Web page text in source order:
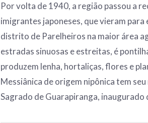
Por volta de 1940, a região passou a
imigrantes japoneses, que vieram
distrito de Parelheiros na maior área
estradas sinuosas e estreitas, é
produzem lenha, hortaliças, flores e
Messiânica de origem nipônica tem
Sagrado de Guarapiranga,